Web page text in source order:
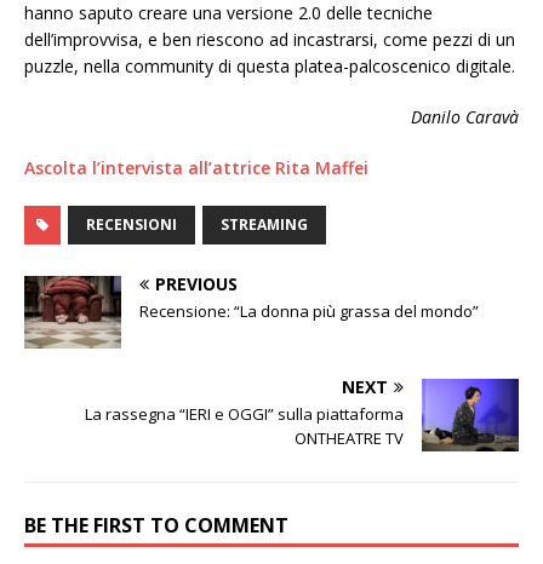
hanno saputo creare una versione 2.0 delle tecniche
dell’improvvisa, e ben riescono ad incastrarsi, come pezzi di un
puzzle, nella community di questa platea-palcoscenico digitale.
Danilo Caravà
Ascolta l’intervista all’attrice Rita Maffei
RECENSIONI STREAMING
PREVIOUS
Recensione: “La donna più grassa del mondo”
NEXT
La rassegna “IERI e OGGI” sulla piattaforma
ONTHEATRE TV
BE THE FIRST TO COMMENT